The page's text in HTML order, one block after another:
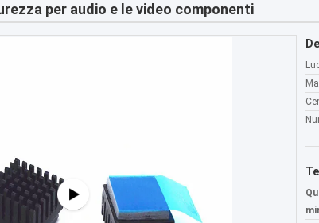
per audio e le video componenti